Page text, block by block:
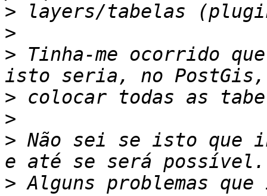
>
>
> Tinha-me ocorrido
>
>
> Não sei se isto que
>